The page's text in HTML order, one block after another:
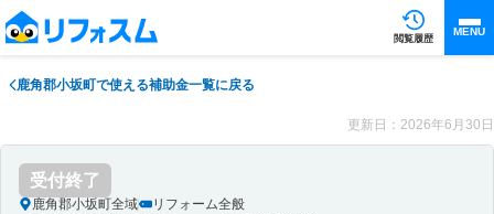
閲覧履歴
MENU
鹿角郡小坂町で使える補助金一覧に戻る
更新日：2026年6月30日
受付終了
鹿角郡小坂町全域 リフォーム全般